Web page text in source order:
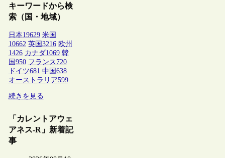
キーワードから検
索（国・地域）
日本19629 米国
10662 英国 3216 欧州
1426 カナダ1069 韓
国 950 フランス 720
ドイツ681 中国 638
オーストラリア599
続きを見る
「カレントアウェ
アネス-R」新着記
事